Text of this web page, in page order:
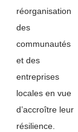
réorganisation
des
communautés
et des
entreprises
locales en vue
d’accroître leur
résilience.